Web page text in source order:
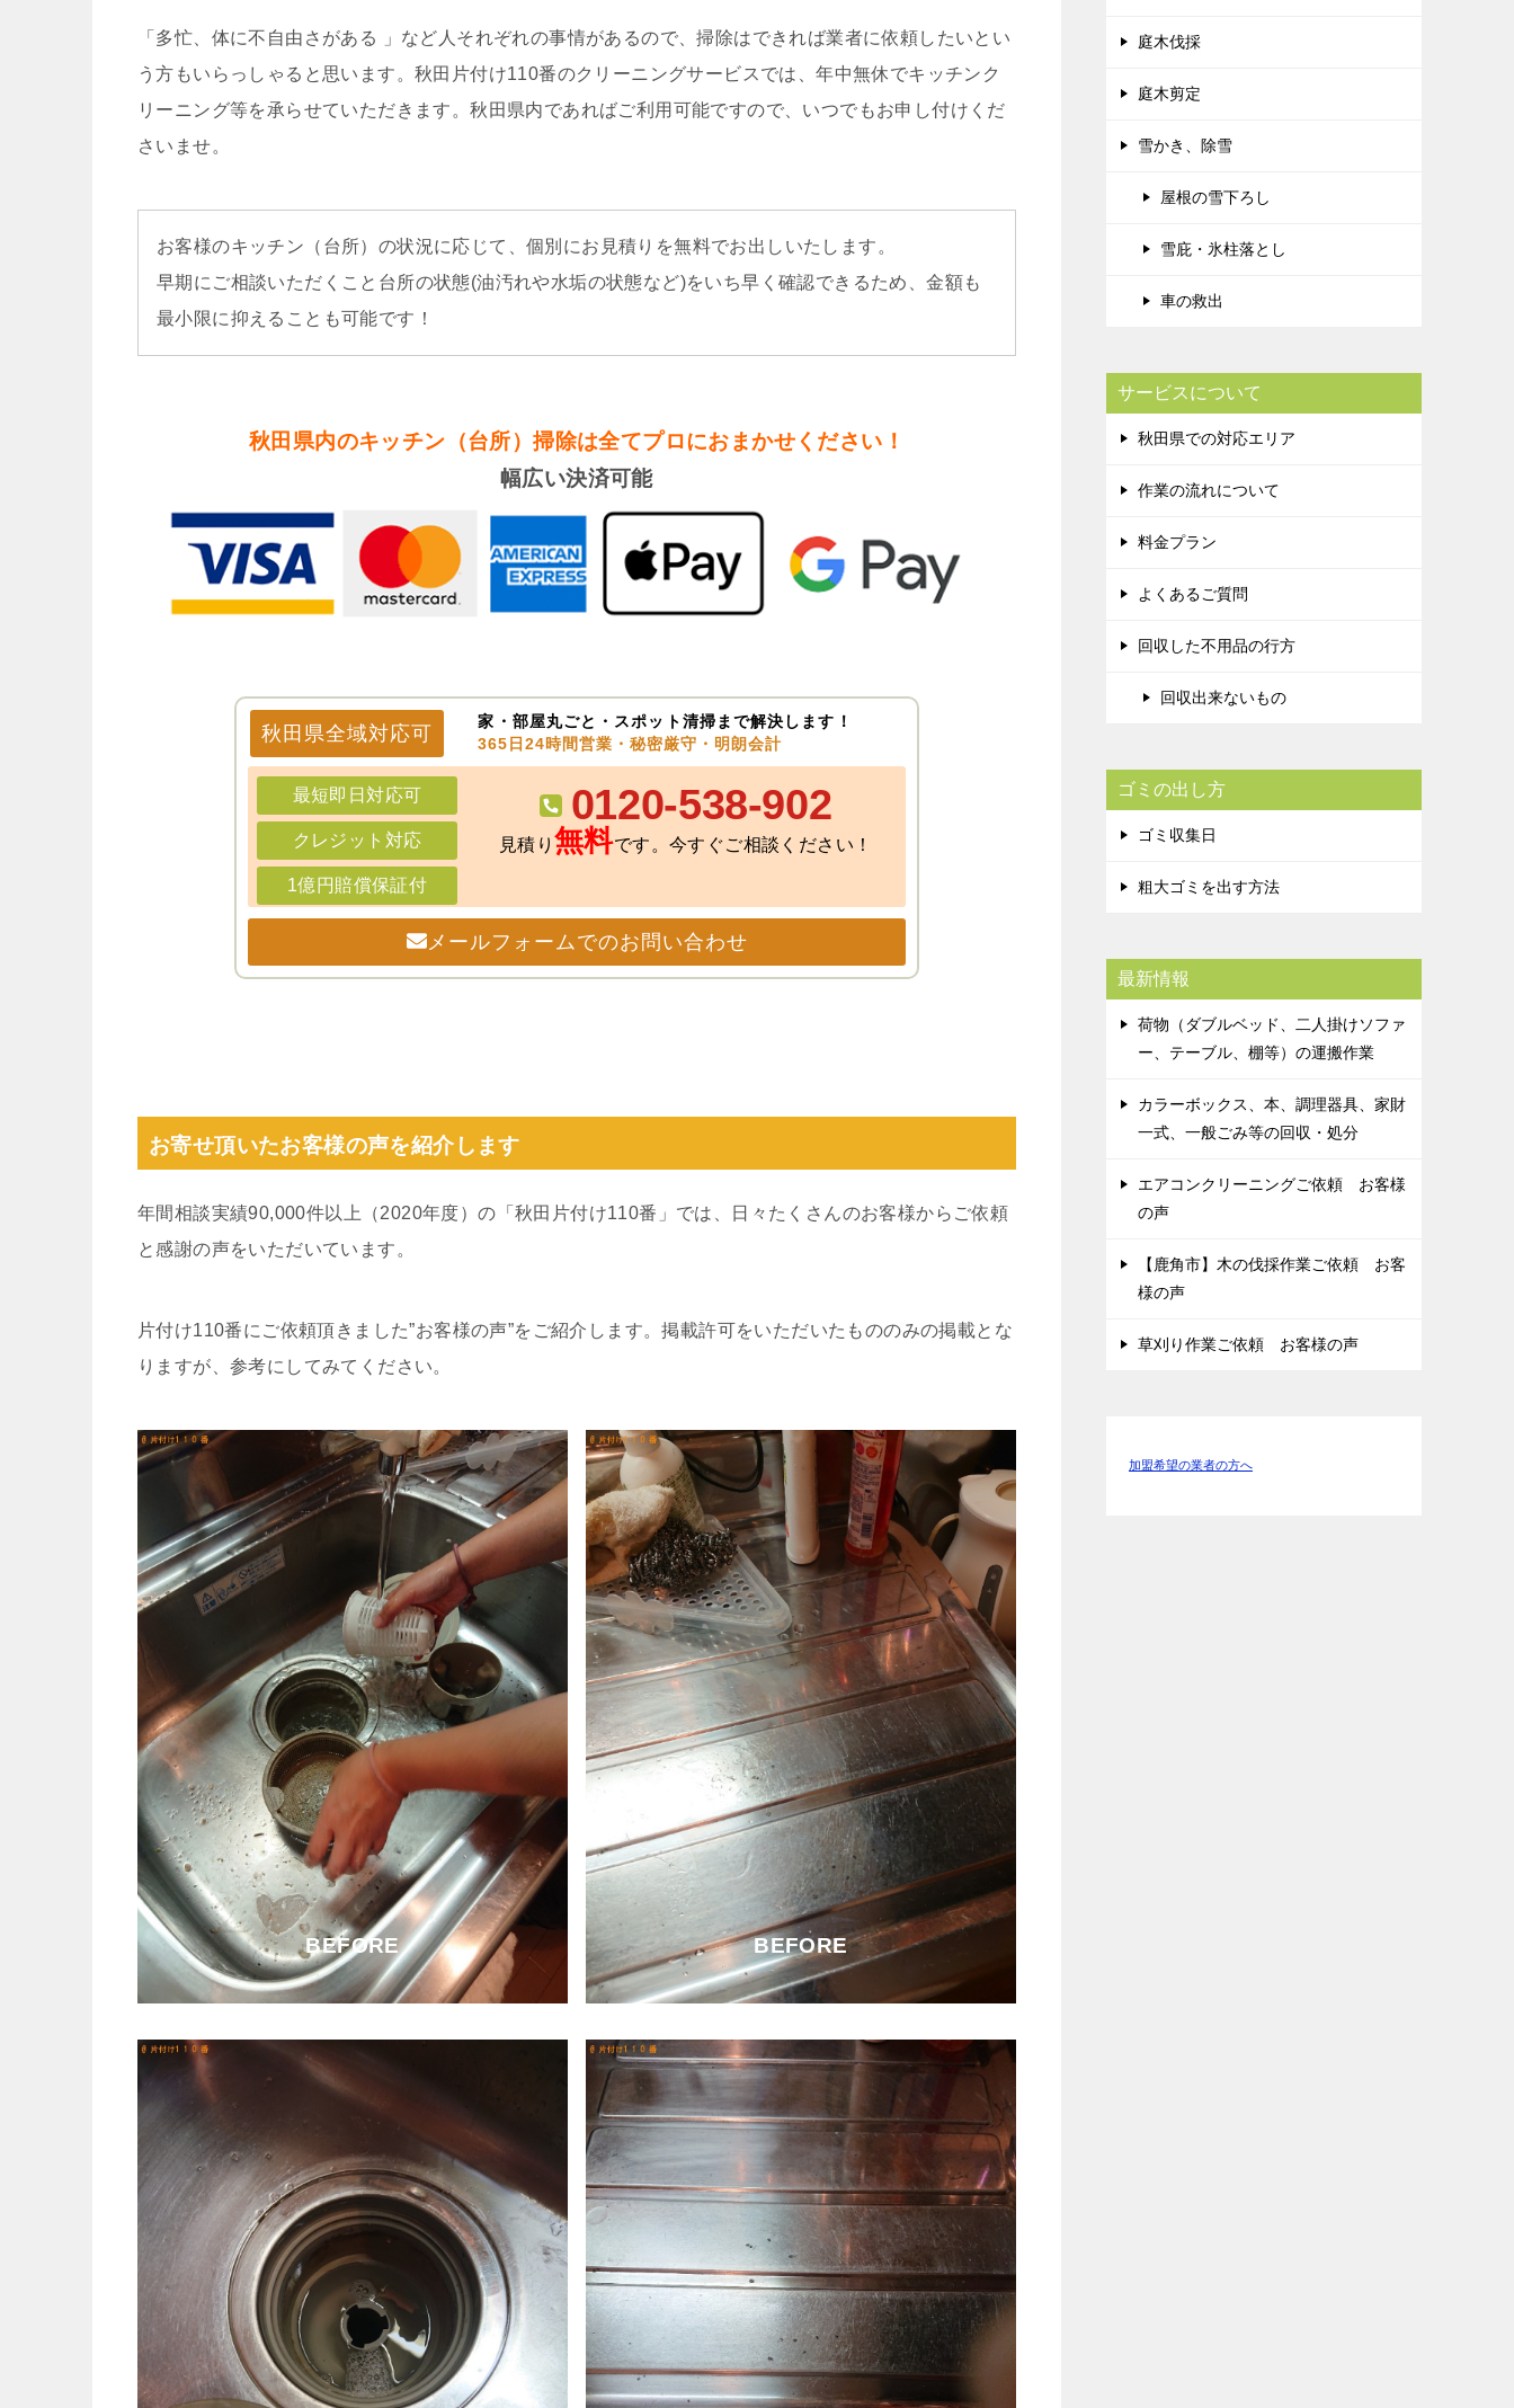
「多忙、体に不自由さがある 」など人それぞれの事情があるので、掃除はできれば業者に依頼したいとい
う方もいらっしゃると思います。秋田片付け110番のクリーニングサービスでは、年中無休でキッチンク
リーニング等を承らせていただきます。秋田県内であればご利用可能ですので、いつでもお申し付けくだ
さいませ。
お客様のキッチン（台所）の状況に応じて、個別にお見積りを無料でお出しいたします。
早期にご相談いただくこと台所の状態(油汚れや水垢の状態など)をいち早く確認できるため、金額も
最小限に抑えることも可能です！
秋田県内のキッチン（台所）掃除は全てプロにおまかせください！
幅広い決済可能
秋田県全域対応可
家・部屋丸ごと・スポット清掃まで解決します！
365日24時間営業・秘密厳守・明朗会計
最短即日対応可
クレジット対応
1億円賠償保証付
0120-538-902
見積り 無料です。今すぐご相談ください！
メールフォームでのお問い合わせ
お寄せ頂いたお客様の声を紹介します
年間相談実績90,000件以上（2020年度）の「秋田片付け110番」では、日々たくさんのお客様からご依頼
と感謝の声をいただいています。
片付け110番にご依頼頂きました”お客様の声”をご紹介します。掲載許可をいただいたもののみの掲載とな
りますが、参考にしてみてください。
BEFORE BEFORE
庭木伐採
庭木剪定
雪かき、除雪
屋根の雪下ろし
雪庇・氷柱落とし
車の救出
サービスについて
秋田県での対応エリア
作業の流れについて
料金プラン
よくあるご質問
回収した不用品の行方
回収出来ないもの
ゴミの出し方
ゴミ収集日
粗大ゴミを出す方法
最新情報
荷物（ダブルベッド、二人掛けソファ
ー、テーブル、棚等）の運搬作業
カラーボックス、本、調理器具、家財
一式、一般ごみ等の回収・処分
エアコンクリーニングご依頼 お客様
の声
【鹿角市】木の伐採作業ご依頼 お客
様の声
草刈り作業ご依頼 お客様の声
加盟希望の業者の方へ